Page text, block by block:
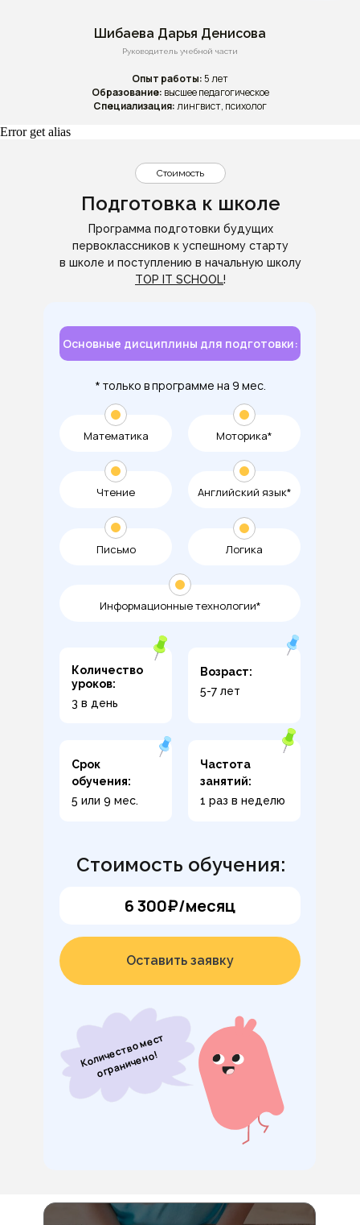
Шибаева Дарья Денисова
Руководитель учебной части
Опыт работы: 5 лет
Образование: высшее педагогическое
Специализация:лингвист, психолог
Error get alias
Стоимость
Подготовка к школе
Программа подготовки будущих
первоклассников к успешному старту
в школе и поступлению в начальную школу
TOP IT SCHOOL!
Основные дисциплины для подготовки:
Математика
Чтение
Письмо
Моторика*
Английский язык*
Логика
Информационные технологии*
Количество
уроков:
3 в день
Возраст:
5-7 лет
Срок
обучения:
Частота
занятий:
1 раз в неделю
6 300₽/месяц
Стоимость обучения:
Оставить заявку
К
о
л
и
ч
е
с
т
в
о
м
е
с
т
ог
р
а
н
и
ч
е
н
о!
5 или 9 мес.
* только в программе на 9 мес.